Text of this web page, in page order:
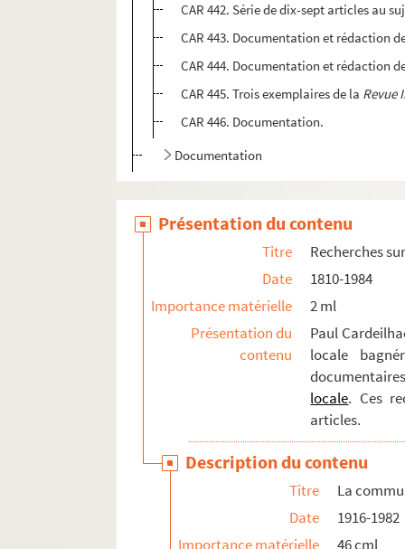
CAR 442. Série de dix-sept articles au
CAR 443. Documentation et rédaction
CAR 444. Documentation et rédaction
CAR 445. Trois exemplaires de la Revue
CAR 446. Documentation.
Documentation
Présentation du contenu
Titre
Recherches
Date
1810-1984
Importance matérielle
2 ml
Présentation du
contenu
Paul
locale
locale. Ces
articles.
Description du contenu
Titre
La
Date
1916-1982
Importance matérielle
46 cml